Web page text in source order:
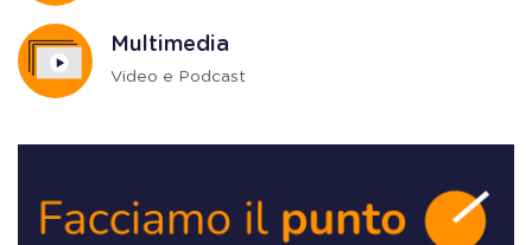
Multimedia
Video e Podcast